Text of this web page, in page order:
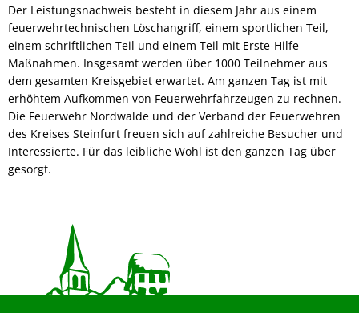
Der Leistungsnachweis besteht in diesem Jahr aus einem
feuerwehrtechnischen Löschangriff, einem sportlichen Teil,
einem schriftlichen Teil und einem Teil mit Erste-Hilfe
Maßnahmen. Insgesamt werden über 1000 Teilnehmer aus
dem gesamten Kreisgebiet erwartet. Am ganzen Tag ist mit
erhöhtem Aufkommen von Feuerwehrfahrzeugen zu rechnen.
Die Feuerwehr Nordwalde und der Verband der Feuerwehren
des Kreises Steinfurt freuen sich auf zahlreiche Besucher und
Interessierte. Für das leibliche Wohl ist den ganzen Tag über
gesorgt.